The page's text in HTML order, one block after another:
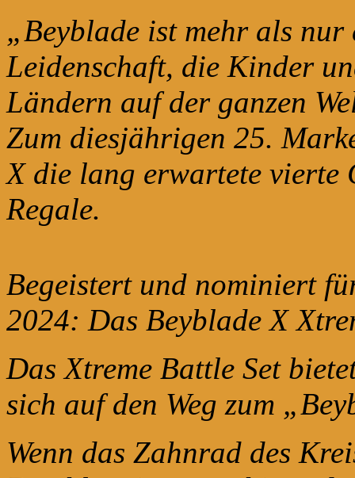
„Beyblade ist mehr als nur
Leidenschaft, die Kinder
Ländern auf der ganzen
Zum diesjährigen 25.
X die lang erwartete vierte
Regale.
Begeistert und nominiert
2024: Das Beyblade X
Das Xtreme Battle Set
sich auf den Weg zum
Wenn das Zahnrad des